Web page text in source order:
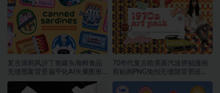
复古涂鸦风沙丁鱼罐头海鲜食品
无缝图案背景扁平化AI矢量图形
素材
70年代复古欧美蒸汽波拼贴漫画
剪贴画PNG免扣无缝隙背景设计
素材